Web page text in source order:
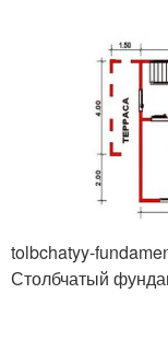
tolbchatyy-
Столбчатый